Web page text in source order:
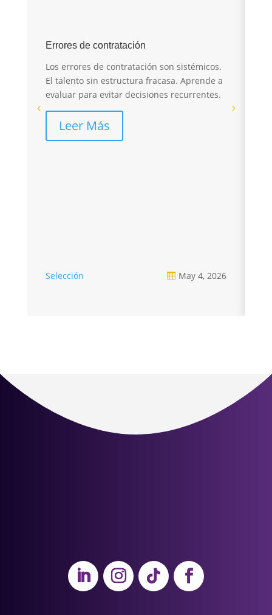
Errores de contratación
Los errores de contratación son sistémicos.
El talento sin estructura fracasa. Aprende a
evaluar para evitar decisiones recurrentes.
Leer Más
Selección  May 4, 2026